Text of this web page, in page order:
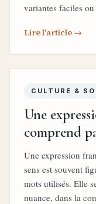
variantes faciles
Lire l'article →
CULTURE &
Une
comprend
Une expression
sens est souvent
mots utilisés. Elle
nuance, dans la